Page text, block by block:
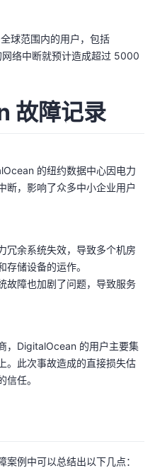
球范围内的用户，包括
络中断就预计造成超过 5000
故障记录
的纽约数据中心因电力
断，影响了众多中小企业用户
冗余系统失效，导致多个机房
储设备的运作。
故障也加剧了问题，导致服务
，DigitalOcean 的用户主要集
。此次事故造成的直接损失估
任。
例中可以总结出以下几点：